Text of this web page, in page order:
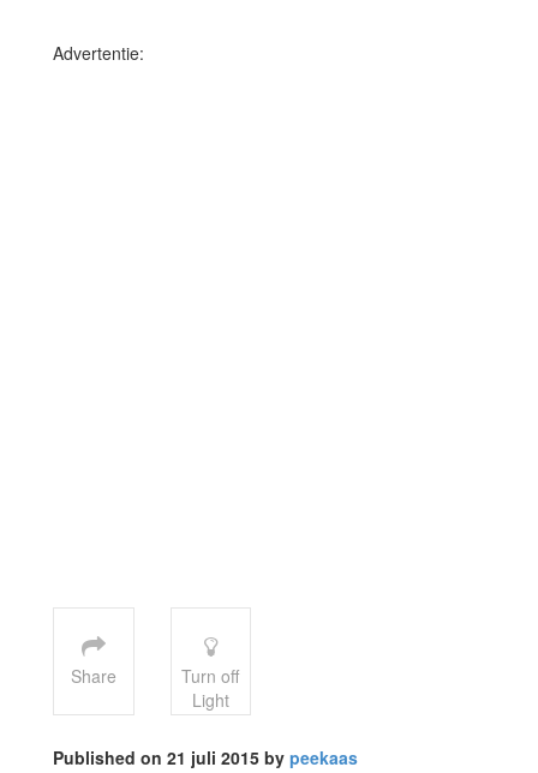
Advertentie:
Share
Turn off
Light
Published on 21 juli 2015 by peekaas